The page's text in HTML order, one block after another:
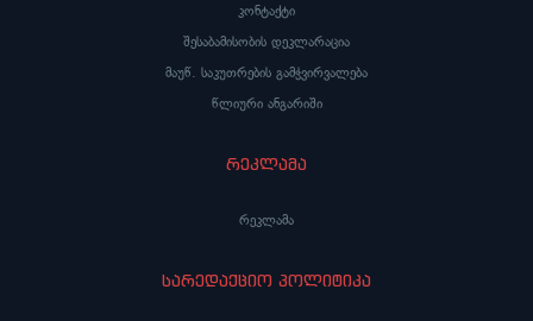
კონტაქტი
შესაბამისობის დეკლარაცია
მაუწ. საკუთრების გამჭვირვალება
წლიური ანგარიში
რეკლამა
რეკლამა
სარედაქციო პოლიტიკა